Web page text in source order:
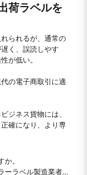
荷ラベルを
られるが、通常の
く、誤読しやす
が低い。
の電子商取引に適
ジネス貨物には、
確になり、より専
。
ージごとにさらに色を追加